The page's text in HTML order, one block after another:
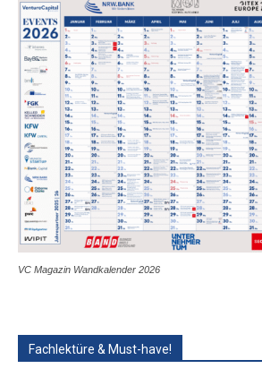
VC Magazin Wandkalender 2026
Fachlektüre & Must-have!